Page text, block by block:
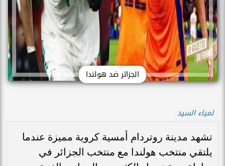
الجزائر ضد هولندا
لمياء السيد
تشهد مدينة روتردام أمسية كروية مميزة عندما
يلتقي منتخب هولندا مع منتخب الجزائر في